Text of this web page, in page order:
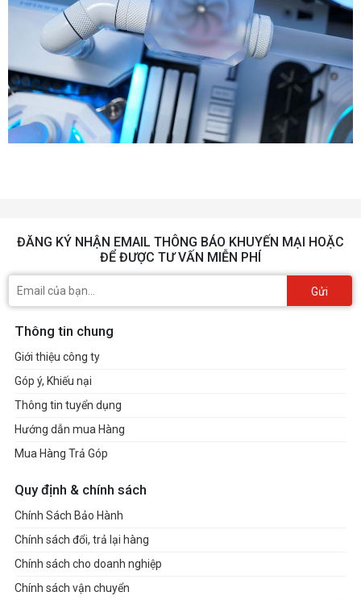
ĐĂNG KÝ NHẬN EMAIL THÔNG BÁO KHUYẾN MẠI HOẶC
ĐỂ ĐƯỢC TƯ VẤN MIỄN PHÍ
Gửi
Thông tin chung
Giới thiệu công ty
Góp ý, Khiếu nại
Thông tin tuyển dụng
Hướng dẫn mua Hàng
Mua Hàng Trả Góp
Quy định & chính sách
Chính Sách Bảo Hành
Chính sách đổi, trả lại hàng
Chính sách cho doanh nghiệp
Chính sách vận chuyển